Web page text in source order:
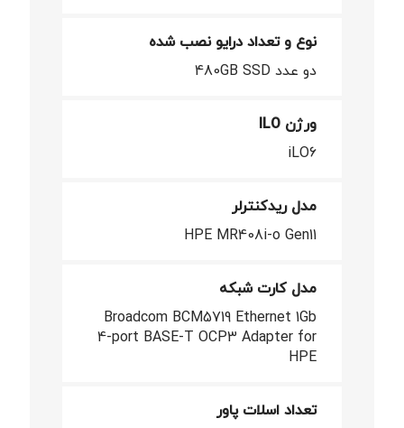
نوع و تعداد درایو نصب شده
دو عدد 480GB SSD
ورژن ILO
iLO6
مدل ریدکنترلر
HPE MR408i-o Gen11
مدل کارت شبکه
Broadcom BCM5719 Ethernet 1Gb
4-port BASE-T OCP3 Adapter for
HPE
تعداد اسلات پاور